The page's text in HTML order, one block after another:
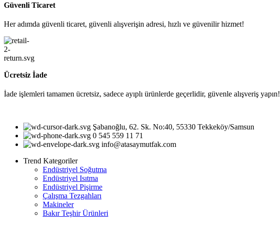
Güvenli Ticaret
Her adımda güvenli ticaret, güvenli alışverişin adresi, hızlı ve güvenilir hizmet!
Ücretsiz İade
İade işlemleri tamamen ücretsiz, sadece ayıplı ürünlerde geçerlidir, güvenle alışveriş yapın!
Şabanoğlu, 62. Sk. No:40, 55330 Tekkeköy/Samsun
0 545 559 11 71
info@atasaymutfak.com
Trend Kategoriler
Endüstriyel Soğutma
Endüstriyel Isıtma
Endüstriyel Pişirme
Çalışma Tezgahları
Makineler
Bakır Teşhir Ürünleri